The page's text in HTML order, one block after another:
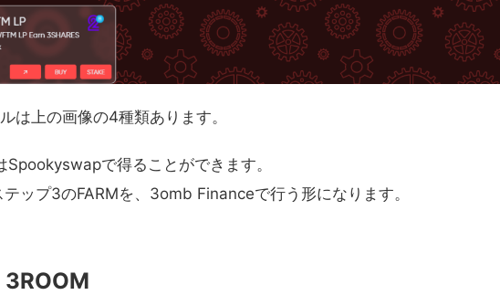
は上の画像の4種類あります。
Spookyswapで得ることができます。
テップ3のFARMを、3omb Financeで行う形になります。
3ROOM